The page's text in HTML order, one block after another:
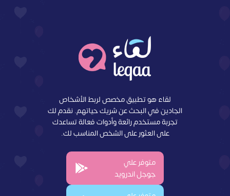
لقاء هو تطبيق مخصص لربط الأشخاص
الجادين في البحث عن شريك حياتهم. نقدم لك
تجربة مستخدم رائعة وأدوات فعالة تساعدك
على العثور على الشخص المناسب لك.
متوفر علي
جوجل اندرويد